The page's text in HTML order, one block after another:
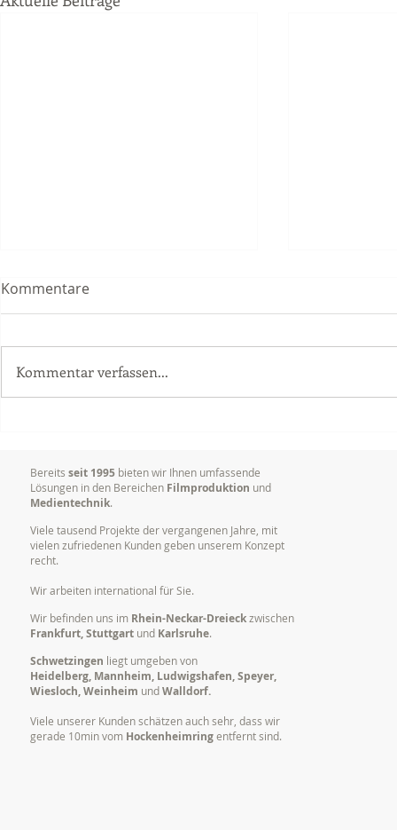
durch bewegte Bilder
Kommentare
Kommentar verfassen...
Bereits seit 1995 bieten wir Ihnen umfassende
Lösungen in den Bereichen Filmproduktion und
Medientechnik.
Viele tausend Projekte der vergangenen Jahre, mit
vielen zufriedenen Kunden geben unserem Konzept
recht.
Wir arbeiten international für Sie.
Wir befinden uns im Rhein-Neckar-Dreieckzwischen
Frankfurt, Stuttgart und Karlsruhe.
Schwetzingen liegt umgeben von
Heidelberg, Mannheim, Ludwigshafen, Speyer,
Wiesloch, Weinheim undWalldorf.
Viele unserer Kunden schätzen auch sehr, dass wir
gerade 10min vom Hockenheimringentfernt sind.